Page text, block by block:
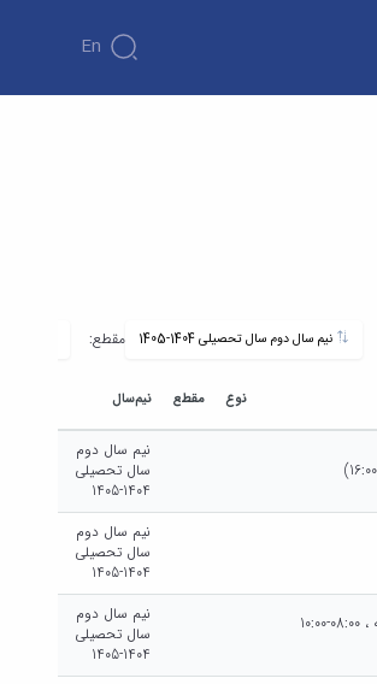
En
نیم سال دوم سال تحصیلی 1404-1405 مقطع:
نوع مقطع نیم‌سال
نیم سال دوم
سال تحصیلی
1404-1405
نیم سال دوم
سال تحصیلی
1404-1405
شنبه هرهفته، شنبه ، 08:00-10:00، هرهفته، دوشنبه ، 08:00-10:00
نیم سال دوم
سال تحصیلی
1404-1405